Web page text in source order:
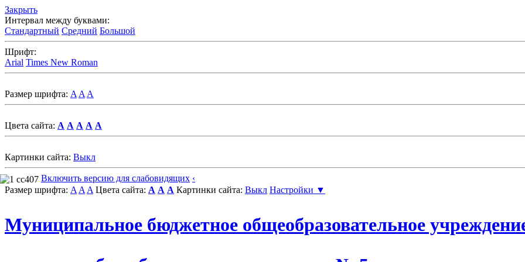
Закрыть
Интервал между буквами:
Стандартный Средний Большой
Шрифт:
Arial Times New Roman
Размер шрифта: A A A
Цвета сайта: A A A A A
Картинки сайта: Выкл
Включить версию для слабовидящих ‹
Размер шрифта: A A A Цвета сайта: A A A Картинки сайта: Выкл Настройки ▼
Муниципальное бюджетное общеобразовательное